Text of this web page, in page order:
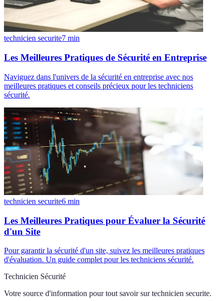
technicien securite7 min
Les Meilleures Pratiques de Sécurité en Entreprise
Naviguez dans l'univers de la sécurité en entreprise avec nos
meilleures pratiques et conseils précieux pour les techniciens
sécurité.
technicien securite6 min
Les Meilleures Pratiques pour Évaluer la Sécurité
d'un Site
Pour garantir la sécurité d'un site, suivez les meilleures pratiques
d'évaluation. Un guide complet pour les techniciens sécurité.
Technicien Sécurité
Votre source d'information pour tout savoir sur technicien securite.